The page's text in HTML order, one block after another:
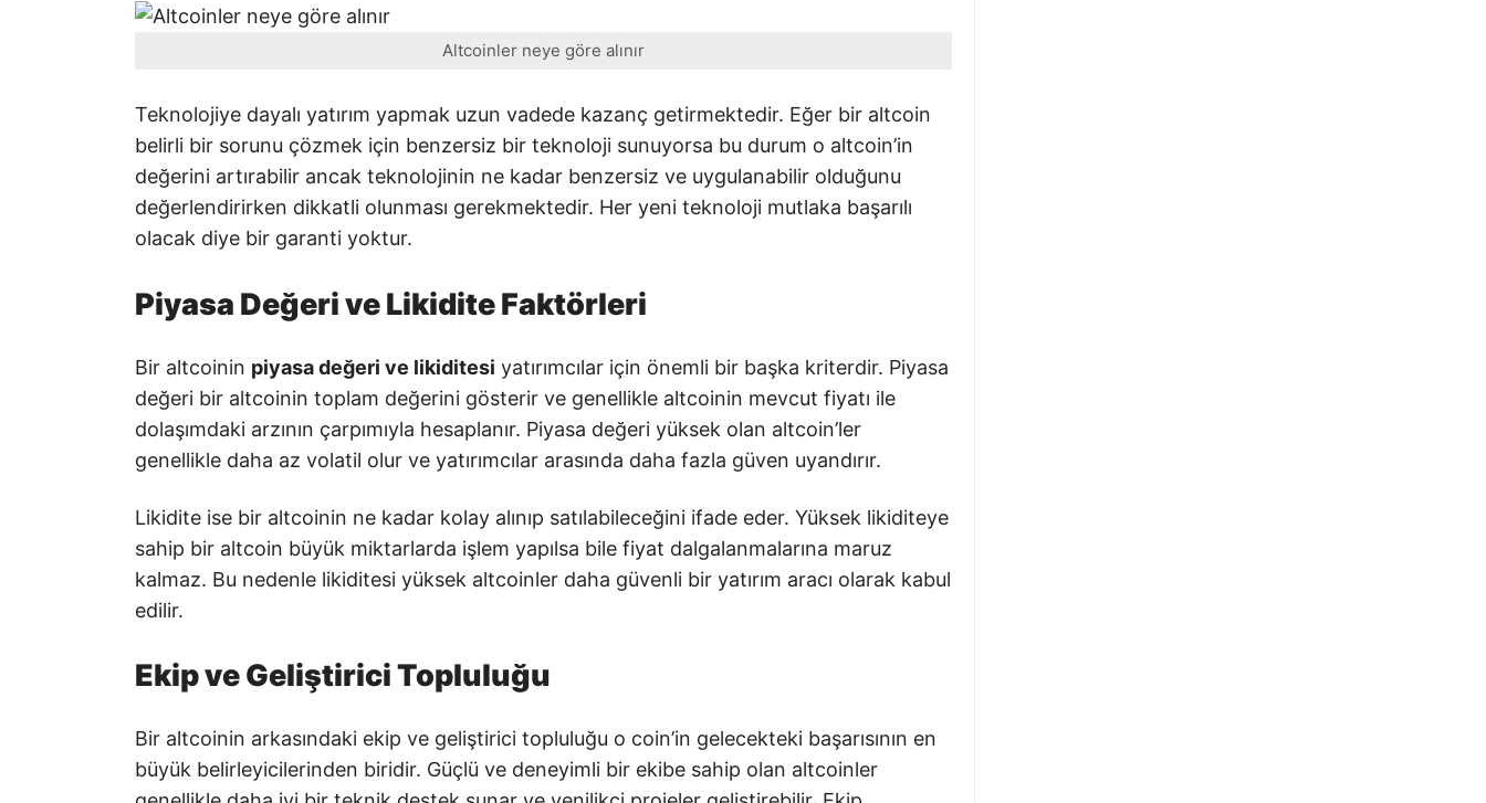
Altcoinler neye göre alınır
Teknolojiye dayalı yatırım yapmak uzun vadede kazanç getirmektedir. Eğer bir altcoin
belirli bir sorunu çözmek için benzersiz bir teknoloji sunuyorsa bu durum o altcoin’in
değerini artırabilir ancak teknolojinin ne kadar benzersiz ve uygulanabilir olduğunu
değerlendirirken dikkatli olunması gerekmektedir. Her yeni teknoloji mutlaka başarılı
olacak diye bir garanti yoktur.
Piyasa Değeri ve Likidite Faktörleri
Bir altcoinin piyasa değeri ve likiditesi yatırımcılar için önemli bir başka kriterdir. Piyasa
değeri bir altcoinin toplam değerini gösterir ve genellikle altcoinin mevcut fiyatı ile
dolaşımdaki arzının çarpımıyla hesaplanır. Piyasa değeri yüksek olan altcoin’ler
genellikle daha az volatil olur ve yatırımcılar arasında daha fazla güven uyandırır.
Likidite ise bir altcoinin ne kadar kolay alınıp satılabileceğini ifade eder. Yüksek likiditeye
sahip bir altcoin büyük miktarlarda işlem yapılsa bile fiyat dalgalanmalarına maruz
kalmaz. Bu nedenle likiditesi yüksek altcoinler daha güvenli bir yatırım aracı olarak kabul
edilir.
Ekip ve Geliştirici Topluluğu
Bir altcoinin arkasındaki ekip ve geliştirici topluluğu o coin’in gelecekteki başarısının en
büyük belirleyicilerinden biridir. Güçlü ve deneyimli bir ekibe sahip olan altcoinler